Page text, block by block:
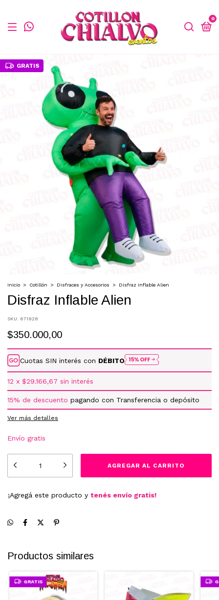
0
GRATIS
Inicio > Cotillón > Disfraces y Accesorios > Disfraz Inflable Alien
Disfraz Inflable Alien
SKU: 671928
$350.000,00
Cuotas SIN interés con DÉBITO
12 x $29.166,67 sin interés
15% de descuento pagando con Transferencia o depósito
Ver más detalles
Envío gratis
¡Agregá este producto y tenés envío gratis!
Productos similares
GRATIS